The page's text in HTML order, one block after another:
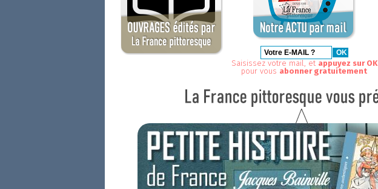
Saisissez votre mail, et appuyez sur OK
pour vous abonner gratuitement